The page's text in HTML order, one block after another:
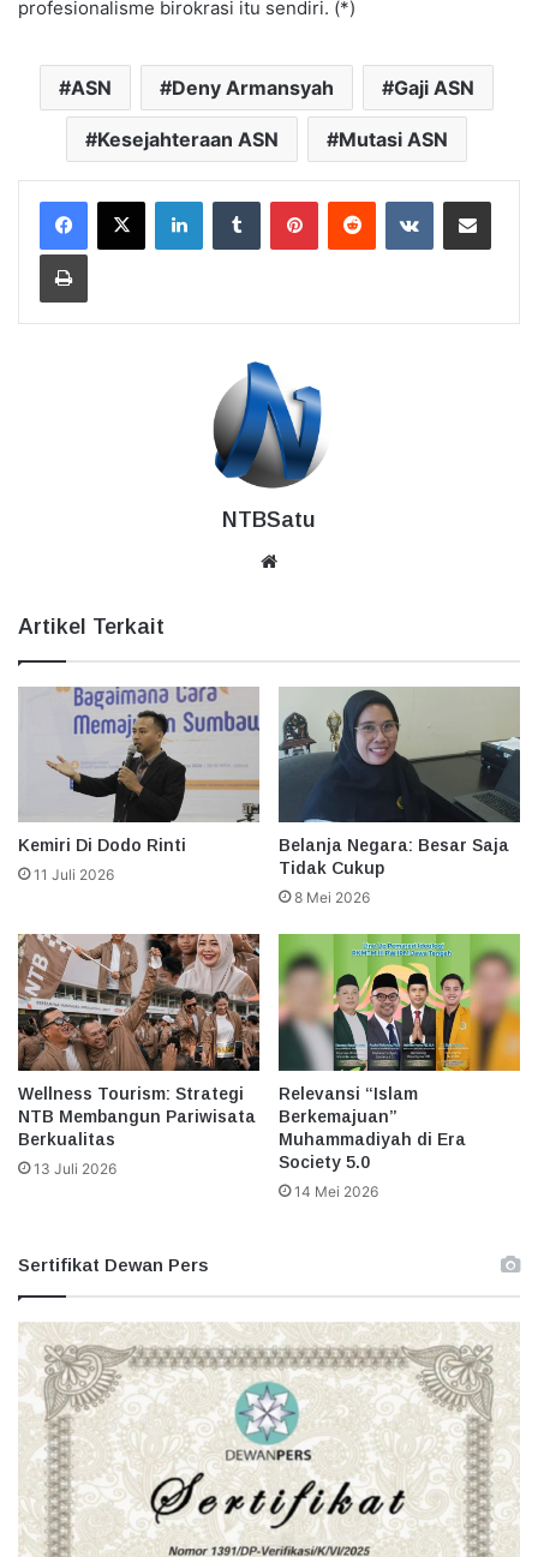
profesionalisme birokrasi itu sendiri. (*)
ASN Deny Armansyah Gaji ASN
Kesejahteraan ASN Mutasi ASN
LinkedInTumblr PinterestReddit VKontakteBagikan Lewat Email
Cetak
NTBSatu
Artikel Terkait
Kemiri Di Dodo Rinti
11 Juli 2026
Belanja Negara: Besar Saja
Tidak Cukup
8 Mei 2026
Wellness Tourism: Strategi
NTB Membangun Pariwisata
Berkualitas
13 Juli 2026
Relevansi “Islam
Berkemajuan”
Muhammadiyah di Era
Society 5.0
14 Mei 2026
Sertifikat Dewan Pers